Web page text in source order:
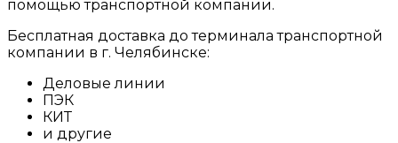
помощью транспортной компании.
Бесплатная доставка до терминала транспортной
компании в г. Челябинске:
Деловые линии
ПЭК
КИТ
и другие